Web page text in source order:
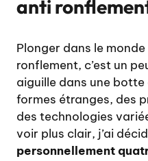
anti
Plonger dans le
ronflement, c’est un
aiguille dans une
formes étranges, des
des technologies
voir plus clair, j’ai
personnellement